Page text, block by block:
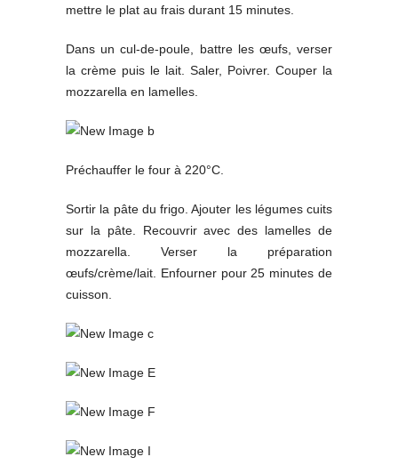
mettre le plat au frais durant 15 minutes.
Dans un cul-de-poule, battre les œufs, verser
la crème puis le lait. Saler, Poivrer. Couper la
mozzarella en lamelles.
Préchauffer le four à 220°C.
Sortir la pâte du frigo. Ajouter les légumes cuits
sur la pâte. Recouvrir avec des lamelles de
mozzarella. Verser la préparation
œufs/crème/lait. Enfourner pour 25 minutes de
cuisson.